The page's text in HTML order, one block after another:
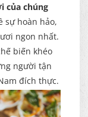
của chúng
sự hoàn hảo,
ngon nhất.
biến khéo
người tận
đích thực.